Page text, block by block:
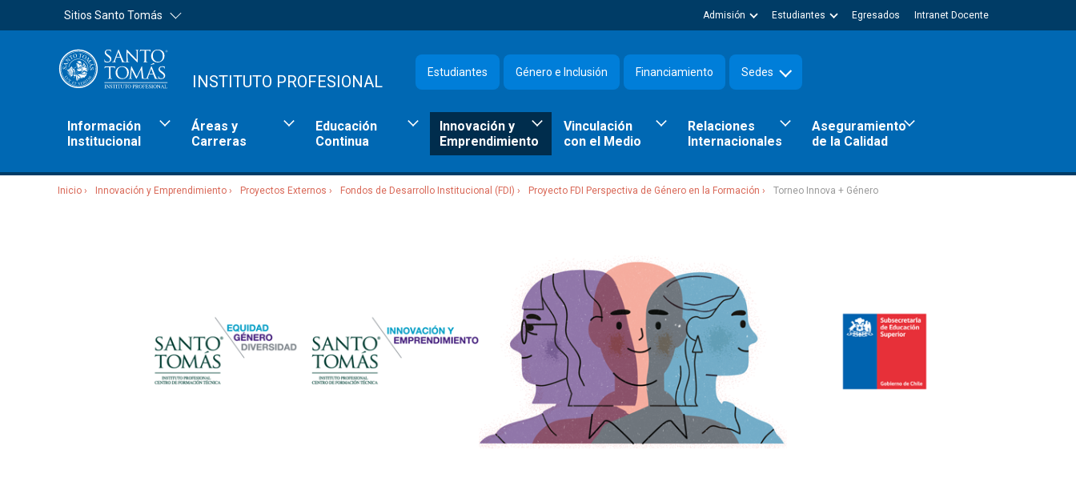
Sitios Santo Tomás Intranet Docente
Egresados
Estudiantes
Admisión
Estudiantes Género e Inclusión Financiamiento Sedes
INSTITUTO PROFESIONAL
Información
Institucional
Áreas y
Carreras
Educación
Continua
Innovación y
Emprendimiento
Vinculación
con el Medio
Relaciones
Internacionales
Aseguramiento
de la Calidad
Inicio Innovación y Emprendimiento Proyectos Externos Fondos de Desarrollo Institucional (FDI) Proyecto FDI Perspectiva de Género en la Formación Torneo Innova + Género